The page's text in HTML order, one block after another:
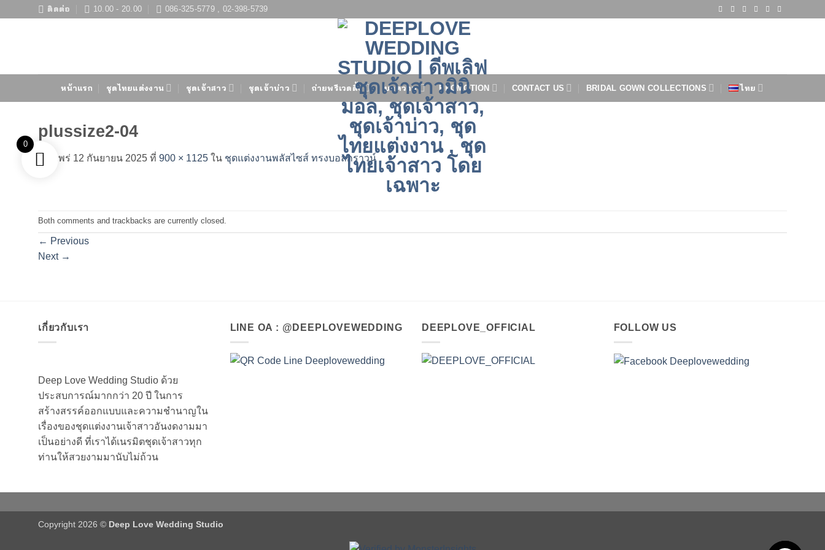
ติดต่อ 10.00 - 20.00 086-325-5779 , 02-398-5739
หน้าแรก ชุดไทยแต่งงาน ชุดเจ้าสาว ชุดเจ้าบ่าว ถ่ายพรีเวดดิ้ง บทความ PROMOTION CONTACT US BRIDAL GOWN COLLECTIONS ไทย
plussize2-04
เผยแพร่ 12 กันยายน 2025 ที่ 900 × 1125 ใน ชุดแต่งงานพลัสไซส์ ทรงบอลกราวน์
Both comments and trackbacks are currently closed.
← Previous
Next →
เกี่ยวกับเรา
Deep Love Wedding Studio ด้วย
ประสบการณ์มากกว่า 20 ปี ในการ
สร้างสรรค์ออกแบบและความชำนาญใน
เรื่องของชุดแต่งงานเจ้าสาวอันงดงามมา
เป็นอย่างดี ที่เราได้เนรมิตชุดเจ้าสาวทุก
ท่านให้สวยงามมานับไม่ถ้วน
LINE OA : @DEEPLOVEWEDDING DEEPLOVE_OFFICIAL FOLLOW US
Copyright 2026 © Deep Love Wedding Studio
0